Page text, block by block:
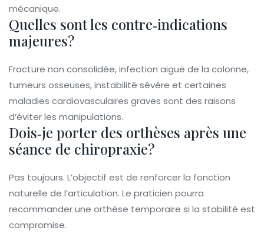
mécanique.
Quelles sont les contre‑indications
majeures?
Fracture non consolidée, infection aiguë de la colonne,
tumeurs osseuses, instabilité sévère et certaines
maladies cardiovasculaires graves sont des raisons
d’éviter les manipulations.
Dois‑je porter des orthèses après une
séance de chiropraxie?
Pas toujours. L’objectif est de renforcer la fonction
naturelle de l’articulation. Le praticien pourra
recommander une orthèse temporaire si la stabilité est
compromise.